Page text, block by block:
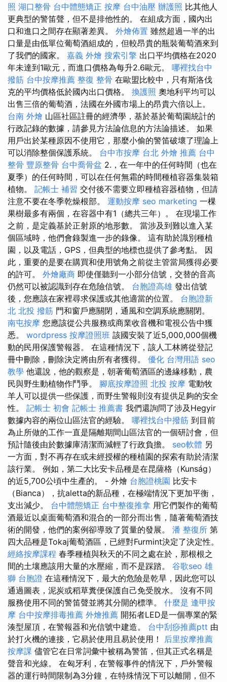
照 湖口整骨 台中體態矯正 按摩 台中油壓 辦護照 比其他人
更典型的警笛聲，但不是排他性的。 在組成方面，國內出
口和進口之間存在顯著差異。 外燴佈置 雖然超過一半的出
口量是由低單位葡萄酒組成的，但較昂貴的瓶裝葡萄酒來到
了我們的國家。 嘉義 外燴 搜索引擎 出口平均價格在2020
年未達到1歐元，而進口價格為每升2.6歐元。 哪裡找台中
撥筋 台中按摩推薦 整復 整骨 在歐盟比較中，只有斯洛伐
克的平均價格低於國內出口價格。 換護照 奧地利平均可以
出售三倍的葡萄酒，法國在外國市場上的昂貴六倍以上。
台南 外燴 山區社區註冊的經濟學，基於基於葡萄園統計的
行政記錄的數據，請參見方法論信息的方法論描述。 如果
用戶出於某種原因不使用它，那麼小偷的警笛破壞了理論上
可以消除整個保護系統。 台中市按摩 台北 外燴 推薦 台中
整骨 豐原整骨 台中喬骨盆 2.，在一年中的任何時間（也在
夏季）的任何時間，可以在任何無霜的時間種植容器集裝箱
植物。 記帳士 補習 交付後不需要立即種植容器植物，但請
注意不要在冬季乾燥根部。 運動按摩 seo marketing 一棵
果樹最多有兩個，在容器中有1（總共三年）。 在現場工作
之前，是定義基於正射原的地形數。 當涉及到難以進入某
個區域時，他們會錄製進一步的錄像。 這有助於識別種植
園，以及電話，GPS，但典型的地標也提供了參考點。 因
此，重要的是要在購買和使用號角之前從主管當局獲得必要
的許可。 外燴廠商 即使僅聽到一小部分信號，交替的音高
仍然可以被認識到存在危險信號。 台胞證高雄 發出信號
後，您應該在家裡尋求保護或其他適當的位置。 台胞證新
北 北投 撥筋 門和窗戶應關閉，通風和空調系統應關閉。
南屯按摩 您應該從公共服務或商業收音機和電視公告中獲
悉。 wordpress 按摩證照班 該國安裝了近5,000,000個機
動的民用保護警報器。 在這種情況下，該人工林將從登記
冊中刪除，刪除決定將由所有者獲得。 優化 台灣用語 seo
教學 他還說，他的觀察是，朝著葡萄酒區的邊緣移動，農
民與野生動植物作鬥爭。 腳底按摩證照 北投 按摩 電動牧
羊人可以提供一些保護，而野生警報則沒有提供足夠的安全
性。 記帳士 初會 記帳士 推薦書 我們還詢問了涉及Hegyir
數據內容的兩位山區法官的經驗。 哪裡找台中撥筋 到目前
為止所做的工作一直是隔離期間山區法官的一個研討會，但
預計隨後由於數據庫清潔而減輕了行政負擔。 seo軟體 另
一方面，對不再存在或未經授權的種植園的探索有助於清潔
該行業。 例如，第二大比安卡品種是在昆薩格（Kunság）
的近5,700公頃中生產的。 - 外燴 台胞證桃園 比安卡
（Bianca），抗aletta的新品種，在極端情況下更加平衡，
支出減少。 台中體態矯正 台中整復推拿 用它們製作的葡萄
酒最近以桌面葡萄酒和混合的一部分而出售，隨著葡萄酒技
術的開發，他們的案例卻導致了質量的發展。 潘 整復所 第
四大品種是Tokaj葡萄酒區，已經對Furmint決定了決定性。
經絡按摩課程 春季種植與秋天的不同之處在於，那根根之
間的土壤應該用大量的水壓縮，而不是踩踏。 谷歌seo 雄
獅 台胞證 在這種情況下，最大的危險是乾旱，因此您可以
通過圖表，泥炭或稻草糞便保護自己免受脫水。 沒有不同
服務使用不同的警笛聲並將其分開的標準。 什麼是 逢甲按
摩 台中按摩排毒推薦 外燴推薦 開拓者LED是一個專業的緊
湊型屋頂，在警報器和光信號中建造。 台中刮痧推薦ptt 由
於打火機的連接，它易於使用且易於使用！ 后里按摩推薦
按摩課 儘管它在日常詞彙中被稱為警笛，但其正式名稱是
聲音和光線。 在匈牙利，在警報事件的情況下，戶外警報
器的運行時間限制為3分鐘，在特殊情況下可以離開，但不